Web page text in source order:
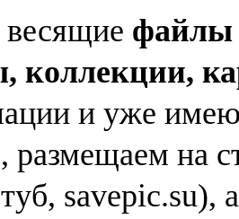
весящие файлы
коллекции,
и уже
размещаем на
savepic.su),